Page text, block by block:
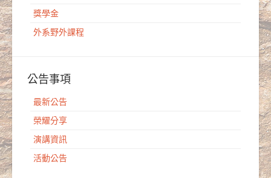
獎學金
外系野外課程
公告事項
最新公告
榮耀分享
演講資訊
活動公告